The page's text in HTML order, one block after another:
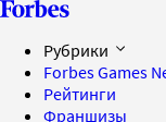
Рубрики
Forbes Games
Рейтинги
Франшизы